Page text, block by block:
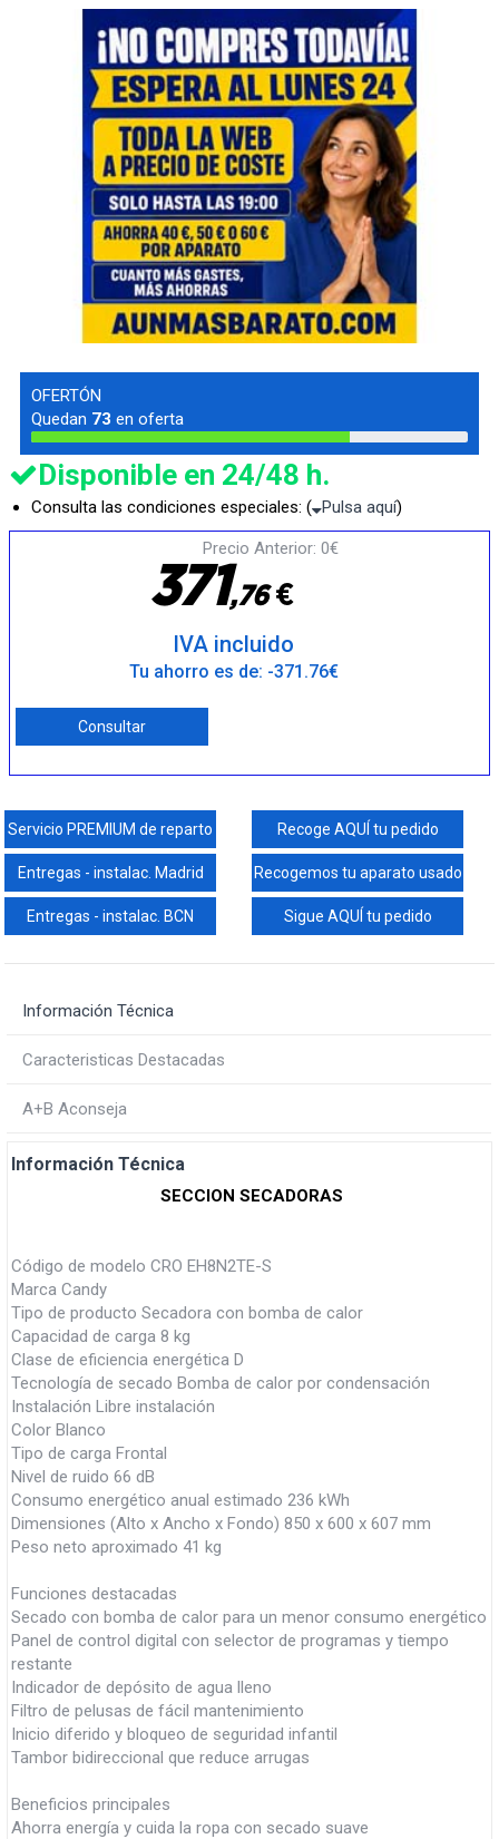
OFERTÓN
Quedan 73 en oferta
Disponible en 24/48 h.
Consulta las condiciones especiales: ( Pulsa aquí)
Precio Anterior: 0€
371,76€
IVA incluido
Tu ahorro es de: -371.76€
Consultar
Servicio PREMIUM de reparto Recoge AQUÍ tu pedido
Entregas - instalac. Madrid Recogemos tu aparato usado
Entregas - instalac. BCN Sigue AQUÍ tu pedido
Información Técnica
Caracteristicas Destacadas
A+B Aconseja
Información Técnica
SECCION SECADORAS
Código de modelo CRO EH8N2TE-S
Marca Candy
Tipo de producto Secadora con bomba de calor
Capacidad de carga 8 kg
Clase de eficiencia energética D
Tecnología de secado Bomba de calor por condensación
Instalación Libre instalación
Color Blanco
Tipo de carga Frontal
Nivel de ruido 66 dB
Consumo energético anual estimado 236 kWh
Dimensiones (Alto x Ancho x Fondo) 850 x 600 x 607 mm
Peso neto aproximado 41 kg
Funciones destacadas
Secado con bomba de calor para un menor consumo energético
Panel de control digital con selector de programas y tiempo
restante
Indicador de depósito de agua lleno
Filtro de pelusas de fácil mantenimiento
Inicio diferido y bloqueo de seguridad infantil
Tambor bidireccional que reduce arrugas
Beneficios principales
Ahorra energía y cuida la ropa con secado suave